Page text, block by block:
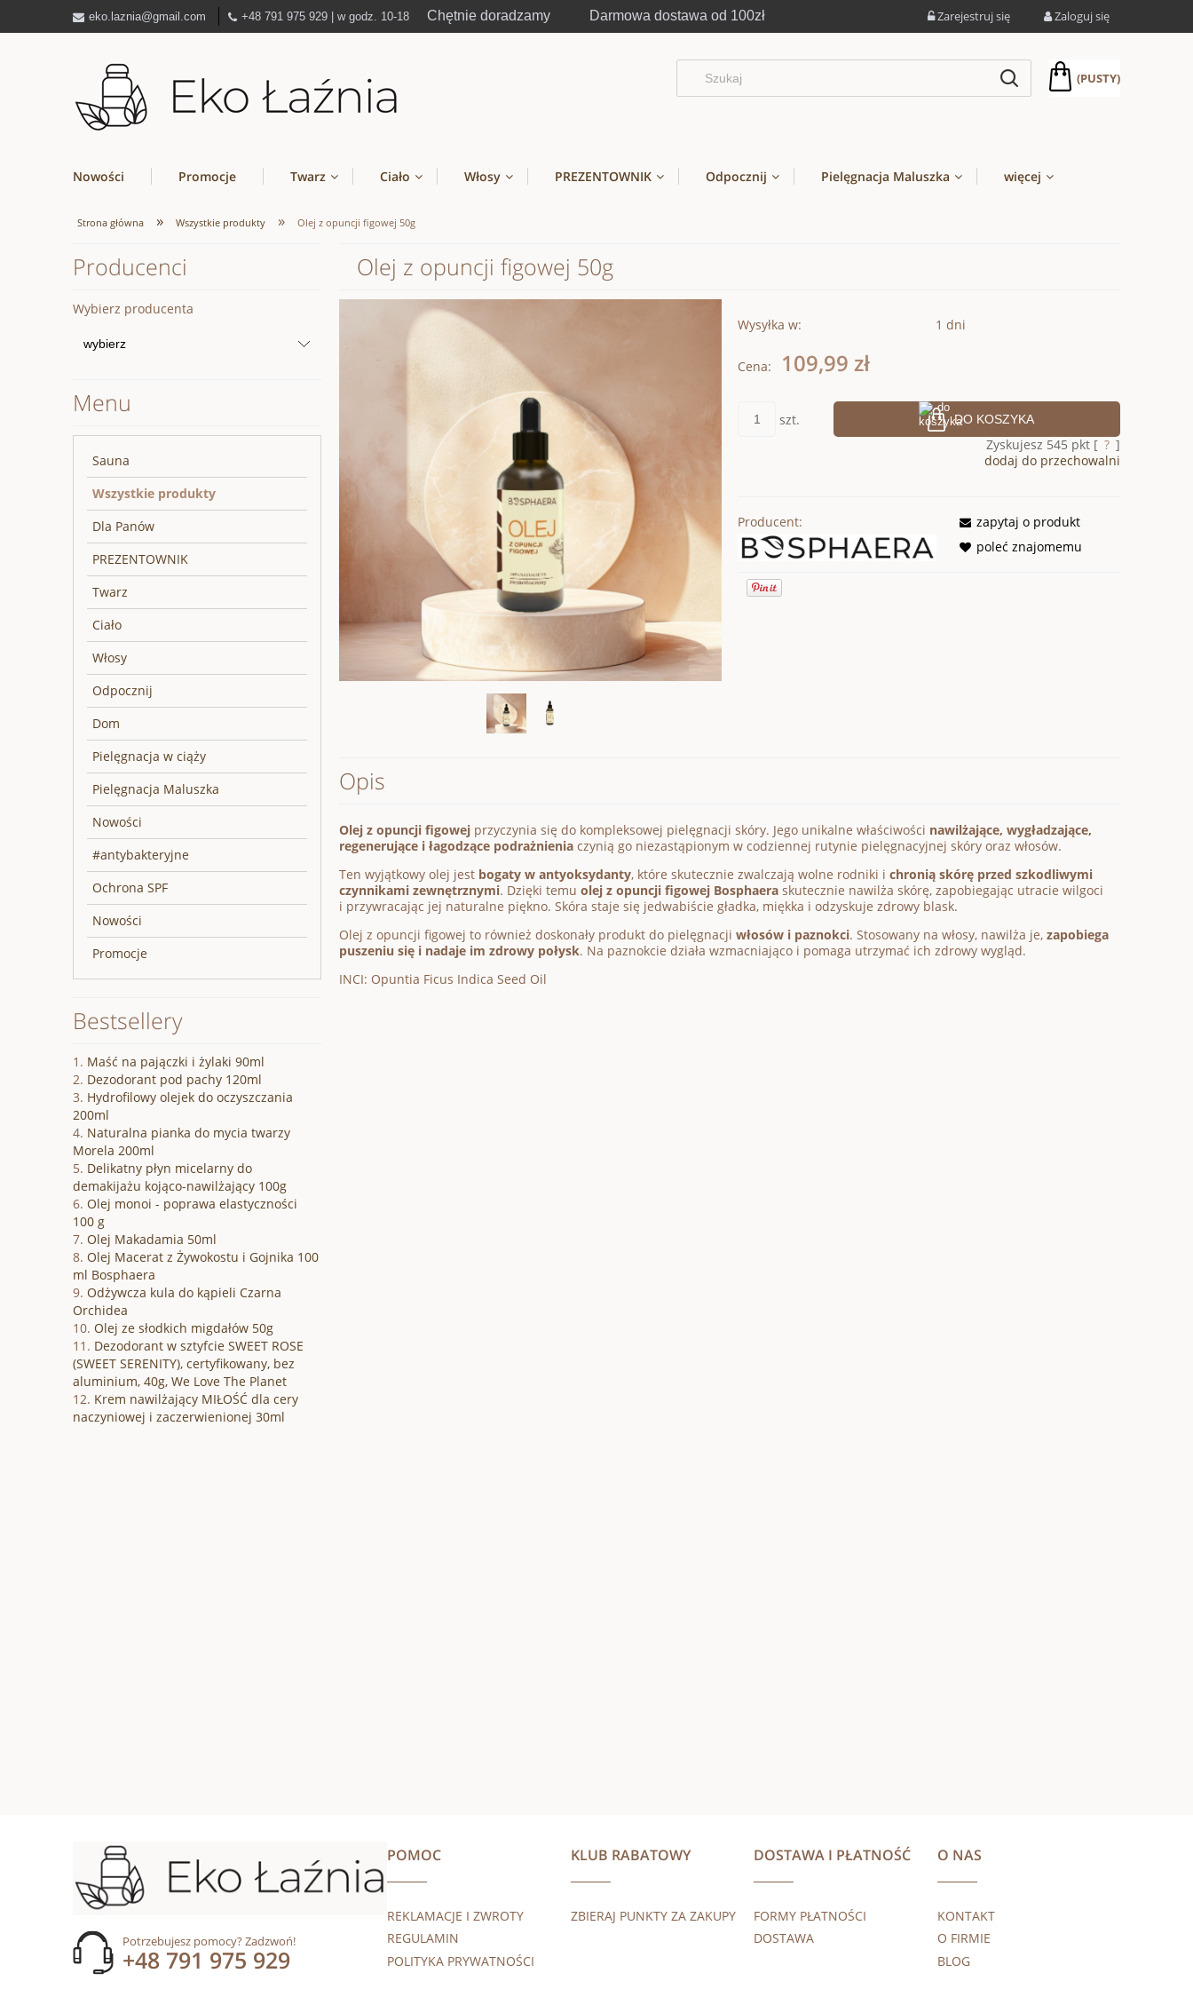
eko.laznia@gmail.com +48 791 975 929 | w godz. 10-18 Chętnie doradzamy Darmowa dostawa od 100zł Zarejestruj się Zaloguj się
(PUSTY)
Nowości Promocje Twarz Ciało Włosy PREZENTOWNIK Odpocznij Pielęgnacja Maluszka więcej
Strona główna » Wszystkie produkty » Olej z opuncji figowej 50g
Producenci
Wybierz producenta
Menu
Sauna
Wszystkie produkty
Dla Panów
PREZENTOWNIK
Twarz
Ciało
Włosy
Odpocznij
Dom
Pielęgnacja w ciąży
Pielęgnacja Maluszka
Nowości
#antybakteryjne
Ochrona SPF
Nowości
Promocje
Bestsellery
Maść na pajączki i żylaki 90ml
Dezodorant pod pachy 120ml
Hydrofilowy olejek do oczyszczania
200ml
Naturalna pianka do mycia twarzy
Morela 200ml
Delikatny płyn micelarny do
demakijażu kojąco-nawilżający 100g
Olej monoi - poprawa elastyczności
100 g
Olej Makadamia 50ml
Olej Macerat z Żywokostu i Gojnika 100
ml Bosphaera
Odżywcza kula do kąpieli Czarna
Orchidea
Olej ze słodkich migdałów 50g
Dezodorant w sztyfcie SWEET ROSE
(SWEET SERENITY), certyfikowany, bez
aluminium, 40g, We Love The Planet
Krem nawilżający MIŁOŚĆ dla cery
naczyniowej i zaczerwienionej 30ml
Olej z opuncji figowej 50g
Wysyłka w: 1 dni
Cena: 109,99 zł
szt. DO KOSZYKA
Zyskujesz 545 pkt [ ? ]
dodaj do przechowalni
Producent:
zapytaj o produkt
poleć znajomemu
Opis
Olej z opuncji figowej przyczynia się do kompleksowej pielęgnacji skóry. Jego unikalne właściwości nawilżające, wygładzające,
regenerujące i łagodzące podrażnienia czynią go niezastąpionym w codziennej rutynie pielęgnacyjnej skóry oraz włosów.
Ten wyjątkowy olej jest bogaty w antyoksydanty, które skutecznie zwalczają wolne rodniki i chronią skórę przed szkodliwymi
czynnikami zewnętrznymi. Dzięki temu olej z opuncji figowej Bosphaera skutecznie nawilża skórę, zapobiegając utracie wilgoci
i przywracając jej naturalne piękno. Skóra staje się jedwabiście gładka, miękka i odzyskuje zdrowy blask.
Olej z opuncji figowej to również doskonały produkt do pielęgnacji włosów i paznokci. Stosowany na włosy, nawilża je, zapobiega
puszeniu się i nadaje im zdrowy połysk. Na paznokcie działa wzmacniająco i pomaga utrzymać ich zdrowy wygląd.
INCI: Opuntia Ficus Indica Seed Oil
Potrzebujesz pomocy? Zadzwoń!
+48 791 975 929
POMOC
REKLAMACJE I ZWROTY
REGULAMIN
POLITYKA PRYWATNOŚCI
KLUB RABATOWY
ZBIERAJ PUNKTY ZA ZAKUPY
DOSTAWA I PŁATNOŚĆ
FORMY PŁATNOŚCI
DOSTAWA
O NAS
KONTAKT
O FIRMIE
BLOG